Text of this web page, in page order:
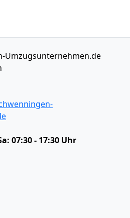
Umzugsunternehmen.de
07:30 - 17:30 Uhr